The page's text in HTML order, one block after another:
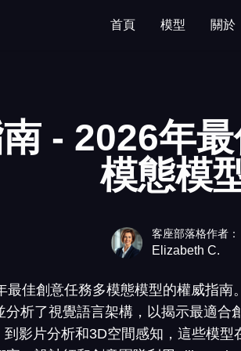
首頁 模型 關於
- 2026年
模態模
客座部落格作者：
Elizabeth C.
最佳創意任務多模態模型的權威指
分析了視覺語言架構，以揭示最適合
影片分析和3D空間感知，這些模